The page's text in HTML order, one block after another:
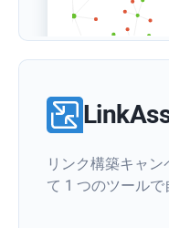
リンク構築キャ
て 1 つのツールで